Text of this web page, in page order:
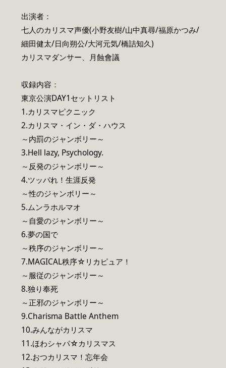
出演者：
七人のカリスマ声優(小野友樹/山中真尋/福原かつみ/
細田健太/日向朔公/大河元気/橋詰知久)
カリスマダンサー、月蝕會議
収録内容：
東京公演DAY1セットリスト
1.カリスマピクニック
2.カリスマ・イン・ダ・ハウス
～内罰のジャンボリー～
3.Hell lazy, Psychology.
～反発のジャンボリー～
4.ツッパれ！生涯反発
～性のジャンボリー～
5.ムンラホルマオ
～自愛のジャンボリー～
6.夢の国で
～秩序のジャンボリー～
7.MAGICAL秩序☆リカピュア！
～服従のジャンボリー～
8.独り奉死
～正邪のジャンボリー～
9.Charisma Battle Anthem
10.みんながカリスマ
11.ほわシャパ☆カリスマス
12.おつカリスマ！忘年会